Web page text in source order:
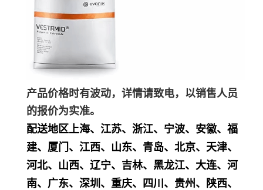
产品价格时有波动，详情请致电，以销售人员
的报价为实准。
配送地区上海、江苏、浙江、宁波、安徽、福
建、厦门、江西、山东、青岛、北京、天津、
河北、山西、辽宁、吉林、黑龙江、大连、河
南、广东、深圳、重庆、四川、贵州、陕西、